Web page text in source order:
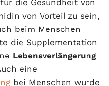
die Gesundheit von
von Vorteil zu sein,
beim Menschen
die Supplementation
Lebensverlängerung
eine
bei Menschen wurde